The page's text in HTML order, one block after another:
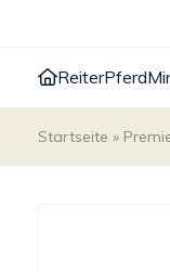
ReiterPferd
Startseite »